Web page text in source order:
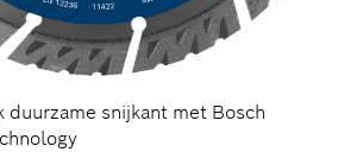
duurzame snijkant met Bosch